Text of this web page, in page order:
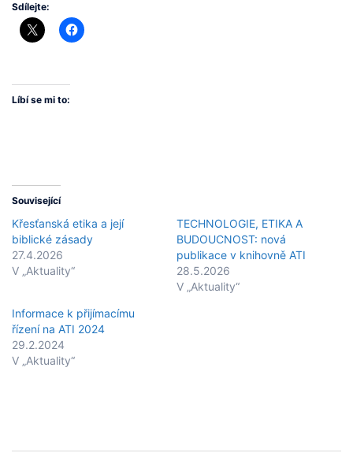
Sdílejte:
Líbí se mi to:
Související
Křesťanská etika a její
biblické zásady
27.4.2026
V „Aktuality“
TECHNOLOGIE, ETIKA A
BUDOUCNOST: nová
publikace v knihovně ATI
28.5.2026
V „Aktuality“
Informace k přijímacímu
řízení na ATI 2024
29.2.2024
V „Aktuality“